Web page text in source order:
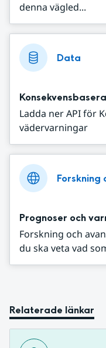
denna vägled...
Data
Ladda ner API för
vädervarningar
Forskning
Prognoser och
Forskning och
du ska veta vad
Relaterade länkar